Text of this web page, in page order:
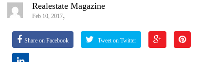
Realestate Magazine
Feb 10, 2017,
Share on Facebook Tweet on Twitter